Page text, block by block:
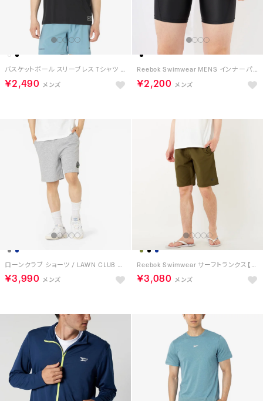
バスケットボール スリーブレス Tシャツ / ID BASKETBALL SLEEVELESS T-SHIRT （ブラック）
￥2,490
Reebok Swimwear MENS インナーパンツ【返品不可商品】 （ブラック）
￥2,200
ローンクラブ ショーツ / LAWN CLUB SHORT （グレー）
￥3,990
Reebok Swimwear サーフトランクス【返品不可商品】 （カーキ）
￥3,080